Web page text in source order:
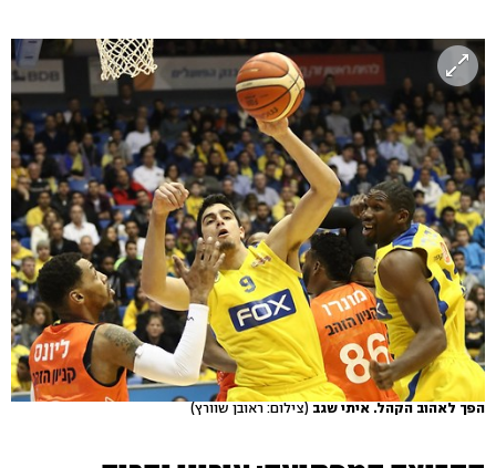
הפך לאהוב הקהל. איתי שגב (צילום: ראובן שוורץ)